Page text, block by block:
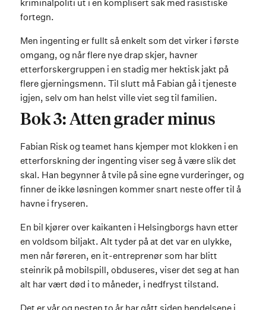
kriminalpoliti ut i en komplisert sak med rasistiske
fortegn.
Men ingenting er fullt så enkelt som det virker i første
omgang, og når flere nye drap skjer, havner
etterforskergruppen i en stadig mer hektisk jakt på
flere gjerningsmenn. Til slutt må Fabian gå i tjeneste
igjen, selv om han helst ville viet seg til familien.
Bok 3: Atten grader minus
Fabian Risk og teamet hans kjemper mot klokken i en
etterforskning der ingenting viser seg å være slik det
skal. Han begynner å tvile på sine egne vurderinger, og
finner de ikke løsningen kommer snart neste offer til å
havne i fryseren.
En bil kjører over kaikanten i Helsingborgs havn etter
en voldsom biljakt. Alt tyder på at det var en ulykke,
men når føreren, en it-entreprenør som har blitt
steinrik på mobilspill, obduseres, viser det seg at han
alt har vært død i to måneder, i nedfryst tilstand.